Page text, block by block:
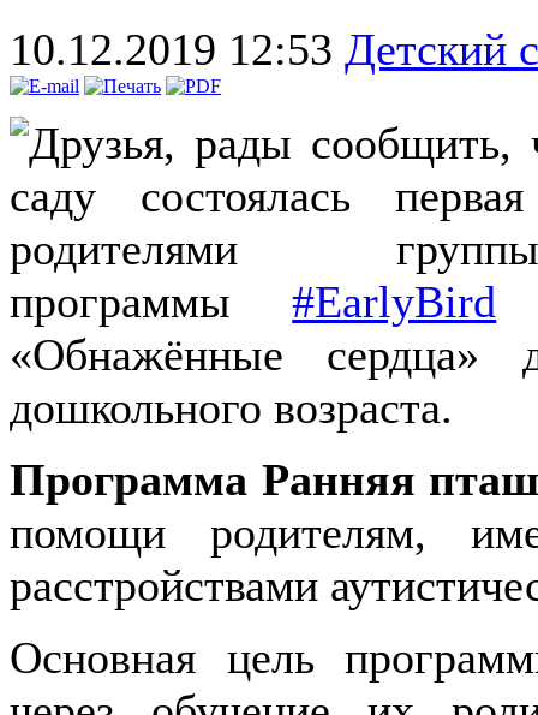
10.12.2019 12:53 Детский
Друзья, рады сообщить,
саду состоялась
родителями группы
программы#EarlyBird
«Обнажённые
дошкольного возраста.
Программа Ранняя
помощи родителям,
расстройствами
Основная цель